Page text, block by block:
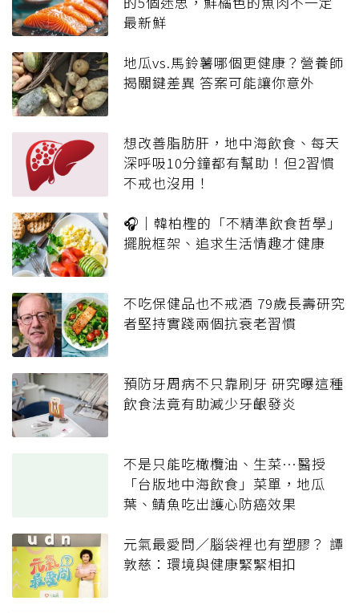
最新鮮
地瓜vs.馬鈴薯哪個更健康？營養師
揭關鍵差異 答案可能讓你意外
想改善脂肪肝，地中海飲食、每天
深呼吸10分鐘都有幫助！但2習慣
不戒也沒用！
🎧｜韓柏檉的「不精準飲食哲學」
擺脫框架、追求生活情趣才健康
不吃保健品也不戒酒 79歲長壽研究
者堅持實踐兩個抗衰老習慣
預防牙周病不只靠刷牙 研究曝這種
飲食法竟有助減少牙齦發炎
不是只能吃橄欖油、生菜…醫授
「台版地中海飲食」菜單，地瓜
葉、鯖魚吃出護心防癌效果
元氣最愛問／腦袋裡也有塑膠？ 譚
敦慈：環境與健康緊緊相扣